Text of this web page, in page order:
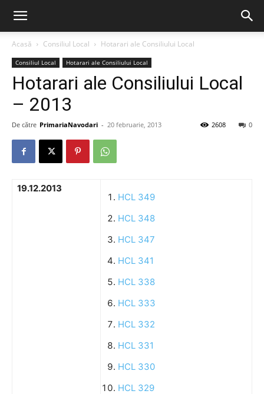
Acasă Consiliul Local Hotarari ale Consiliului Local
Consiliul Local Hotarari ale Consiliului Local
Hotarari ale Consiliului Local
– 2013
De către PrimariaNavodari - 20 februarie, 2013 0
2608
19.12.2013
HCL 349
HCL 348
HCL 347
HCL 341
HCL 338
HCL 333
HCL 332
HCL 331
HCL 330
HCL 329